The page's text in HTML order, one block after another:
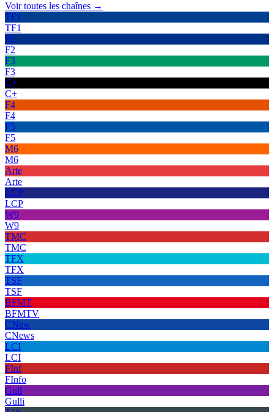
Voir toutes les chaînes →
TF1
TF1
F2
F2
F3
F3
C+
C+
F4
F4
F5
F5
M6
M6
Arte
Arte
LCP
LCP
W9
W9
TMC
TMC
TFX
TFX
TSF
TSF
BFMT
BFMTV
CNew
CNews
LCI
LCI
FInf
FInfo
Gull
Gulli